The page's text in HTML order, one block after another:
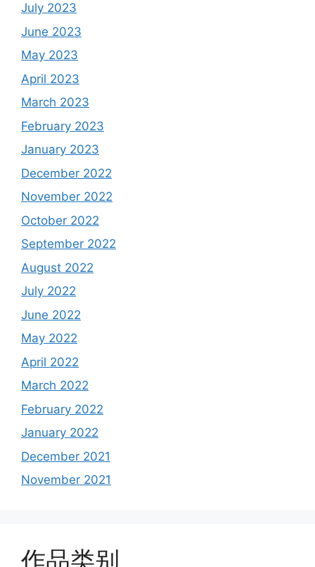
July 2023
June 2023
May 2023
April 2023
March 2023
February 2023
January 2023
December 2022
November 2022
October 2022
September 2022
August 2022
July 2022
June 2022
May 2022
April 2022
March 2022
February 2022
January 2022
December 2021
November 2021
作品类别